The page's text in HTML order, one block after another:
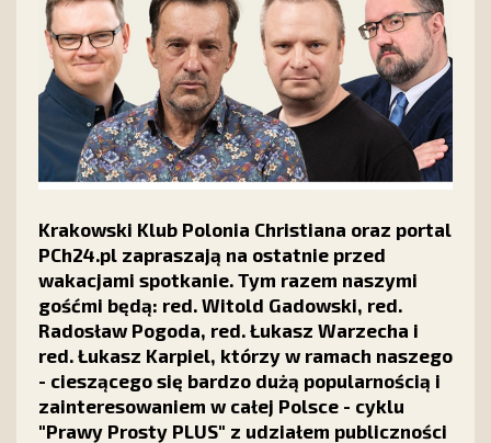
Krakowski Klub Polonia Christiana oraz portal
PCh24.pl zapraszają na ostatnie przed
wakacjami spotkanie. Tym razem naszymi
gośćmi będą: red. Witold Gadowski, red.
Radosław Pogoda, red. Łukasz Warzecha i
red. Łukasz Karpiel, którzy w ramach naszego
- cieszącego się bardzo dużą popularnością i
zainteresowaniem w całej Polsce - cyklu
"Prawy Prosty PLUS" z udziałem publiczności